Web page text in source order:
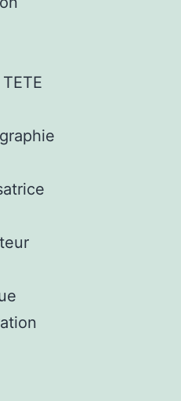
Réalisatrice
Réalisateur
Décoration